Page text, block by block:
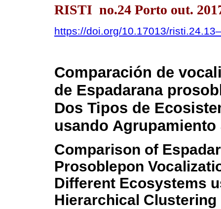
RISTI no.24 Porto out.
https://doi.org/10.17013/
Comparación de
de Espadarana
Dos Tipos de
usando
Comparison of
Prosoblepon
Different Ecosystems
Hierarchical Clustering